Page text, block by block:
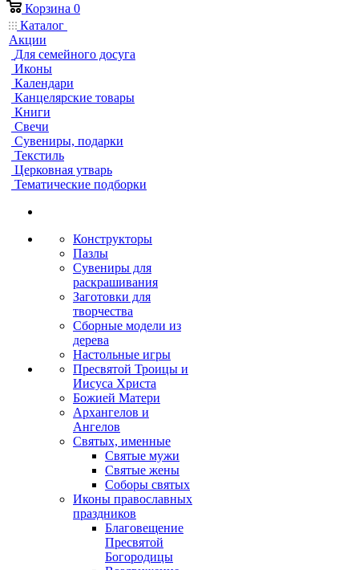
Корзина 0
Каталог
Акции
Для семейного досуга
Иконы
Календари
Канцелярские товары
Книги
Свечи
Сувениры, подарки
Текстиль
Церковная утварь
Тематические подборки
Конструкторы
Пазлы
Сувениры для
раскрашивания
Заготовки для
творчества
Сборные модели из
дерева
Настольные игры
Пресвятой Троицы и
Иисуса Христа
Божией Матери
Архангелов и
Ангелов
Святых, именные
Святые мужи
Святые жены
Соборы святых
Иконы православных
праздников
Благовещение
Пресвятой
Богородицы